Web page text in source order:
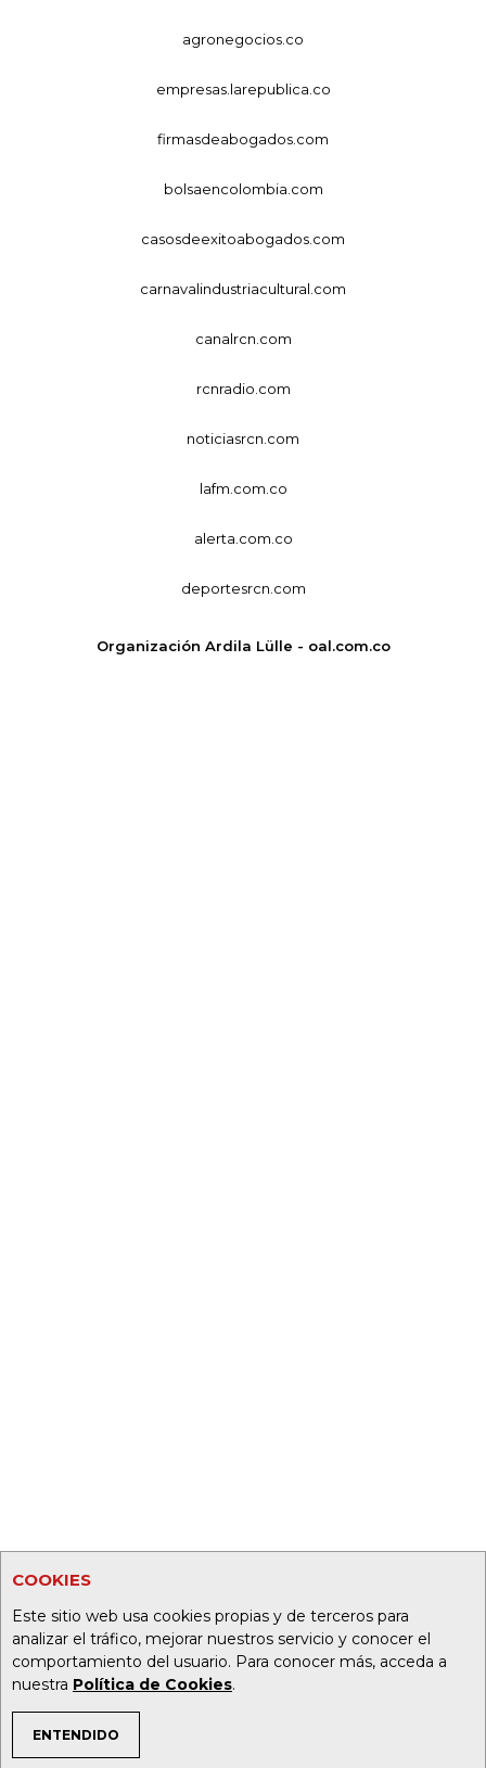
COOKIES
Este sitio web usa cookies propias y de terceros para
analizar el tráfico, mejorar nuestros servicio y conocer el
comportamiento del usuario. Para conocer más, acceda a
nuestra Política de Cookies.
ENTENDIDO
TEMAS DE INTERÉS
agronegocios.co
empresas.larepublica.co
firmasdeabogados.com
bolsaencolombia.com
casosdeexitoabogados.com
carnavalindustriacultural.com
canalrcn.com
rcnradio.com
noticiasrcn.com
lafm.com.co
alerta.com.co
deportesrcn.com
Organización Ardila Lülle - oal.com.co